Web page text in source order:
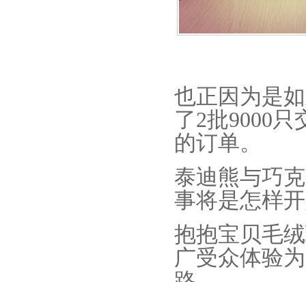
也正因为是
了2批9000
的订单。
泰迪熊与巧
事将是怎样
抱抱宝贝毛
广受众体验